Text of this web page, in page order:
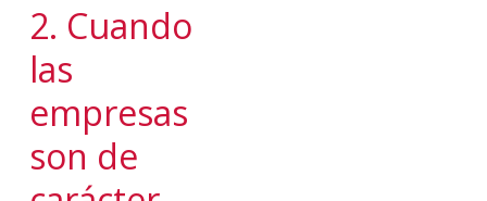
2. Cuando
las
empresas
son de